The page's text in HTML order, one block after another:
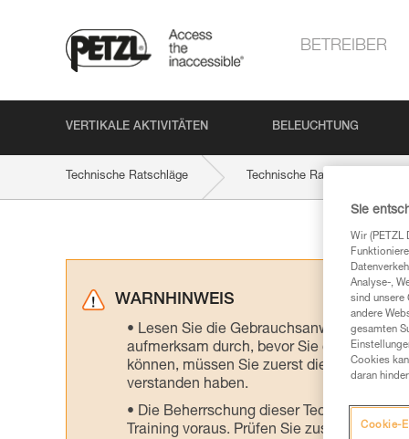
BETREIBER
VERTIKALE AKTIVITÄTEN BELEUCHTUNG
Technische Ratschläge Technische Ratschläge nach
WARNHINWEIS
Lesen Sie die Gebrauchsanweisungen
aufmerksam durch, bevor Sie diesen zu
können, müssen Sie zuerst die in der
verstanden haben.
Die Beherrschung dieser Techniken
Training voraus. Prüfen Sie zusammen mit
Sie
Wir (PETZL
Analyse-,
sind unsere
andere
gesamten
Cookies
daran
Cookie-